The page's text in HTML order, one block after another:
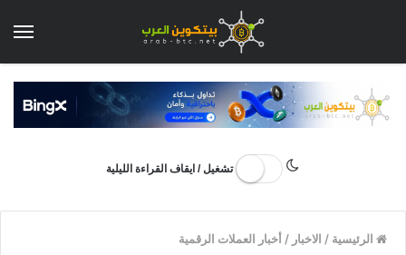
تشغيل / ايقاف القراءة الليلية
الرئيسية / الاخبار /أخبار العملات الرقمية